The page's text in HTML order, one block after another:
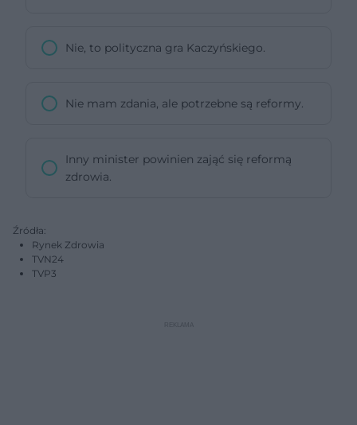
Nie, to polityczna gra Kaczyńskiego.
Nie mam zdania, ale potrzebne są reformy.
Inny minister powinien zająć się reformą
zdrowia.
Źródła:
Rynek Zdrowia
TVN24
TVP3